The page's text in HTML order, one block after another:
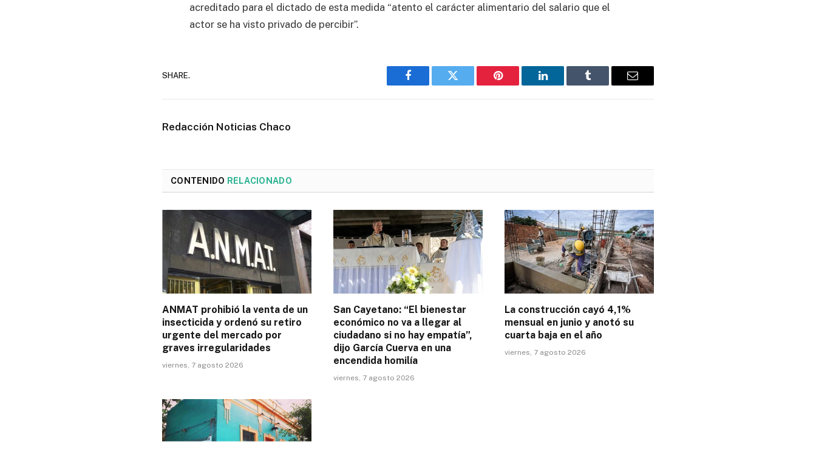
acreditado para el dictado de esta medida “atento el carácter alimentario del salario que el
actor se ha visto privado de percibir”.
SHARE.
Facebook Twitter Pinterest LinkedIn Tumblr Email
Redacción Noticias Chaco
CONTENIDO RELACIONADO
ANMAT prohibió la venta de un
insecticida y ordenó su retiro
urgente del mercado por
graves irregularidades
viernes, 7 agosto 2026
San Cayetano: “El bienestar
económico no va a llegar al
ciudadano si no hay empatía”,
dijo García Cuerva en una
encendida homilía
viernes, 7 agosto 2026
La construcción cayó 4,1%
mensual en junio y anotó su
cuarta baja en el año
viernes, 7 agosto 2026